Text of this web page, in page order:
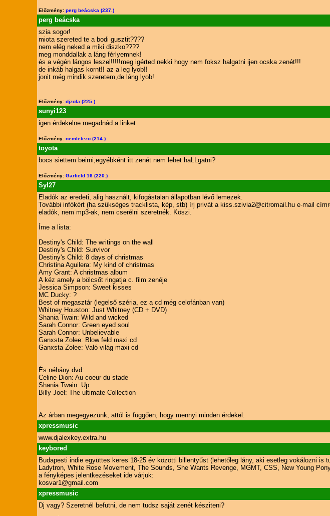
Előzmény: perg beácska (237.)
perg beácska
szia sogor!
miota szereted te a bodi gusztit????
nem elég neked a miki diszko????
meg monddallak a láng férlyemnek!
és a végén lángos leszel!!!!!meg igérted nekki hogy nem foksz halgatni ijen ocska zenét!!!
de inkáb halgas kornt!! az a leg lyob!!
jonit még mindik szeretem,de láng lyob!
Előzmény: djzola (225.)
sunyi123
igen érdekelne megadnád a linket
Előzmény: nemletezo (214.)
toyota
bocs siettem beirni,egyébként itt zenét nem lehet haLLgatni?
Előzmény: Garfield 16 (220.)
Syl27
Eladók az eredeti, alig használt, kifogástalan állapotban lévő lemezek.
További infókért (ha szükséges tracklista, kép, stb) írj privát a kiss.szivia2@citromail.hu e-mail
eladók, nem mp3-ak, nem cserélni szeretnék. Köszi.
Íme a lista:
Destiny's Child: The writings on the wall
Destiny's Child: Survivor
Destiny's Child: 8 days of christmas
Christina Aguilera: My kind of christmas
Amy Grant: A christmas album
A kéz amely a bölcsőt ringatja c. film zenéje
Jessica Simpson: Sweet kisses
MC Ducky: ?
Best of megasztár (legelső széria, ez a cd még celofánban van)
Whitney Houston: Just Whitney (CD + DVD)
Shania Twain: Wild and wicked
Sarah Connor: Green eyed soul
Sarah Connor: Unbelievable
Ganxsta Zolee: Blow feld maxi cd
Ganxsta Zolee: Való világ maxi cd
És néhány dvd:
Celine Dion: Au coeur du stade
Shania Twain: Up
Billy Joel: The ultimate Collection
Az árban megegyezünk, attól is függően, hogy mennyi minden érdekel.
xpressmusic
www.djalexkey.extra.hu
keybored
Budapesti indie együttes keres 18-25 év közötti billentyűst (lehetőleg lány, aki esetleg vokálozni
Ladytron, White Rose Movement, The Sounds, She Wants Revenge, MGMT, CSS, New Young
a fényképes jelentkezéseket ide várjuk:
kosvar1@gmail.com
xpressmusic
Dj vagy? Szeretnél befutni, de nem tudsz saját zenét késziteni?